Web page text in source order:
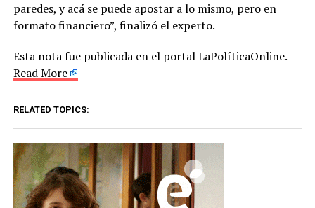
paredes, y acá se puede apostar a lo mismo, pero en
formato financiero”, finalizó el experto.
Esta nota fue publicada en el portal LaPolíticaOnline.
Read More
RELATED TOPICS: